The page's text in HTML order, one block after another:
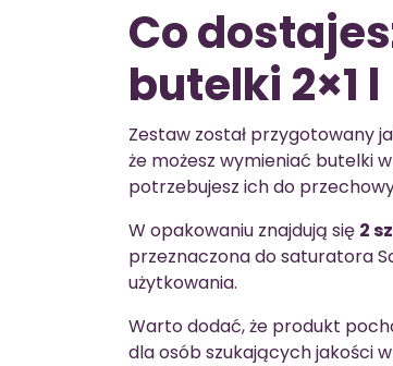
Co
butelki 2×1 l
Zestaw został przygotowany
że możesz wymieniać butelki
potrzebujesz ich do
W opakowaniu znajdują się 2
przeznaczona do saturatora
użytkowania.
Warto dodać, że produkt
dla osób szukających jakości